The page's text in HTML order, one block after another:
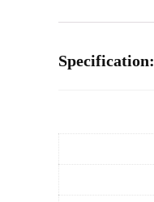
Specification: